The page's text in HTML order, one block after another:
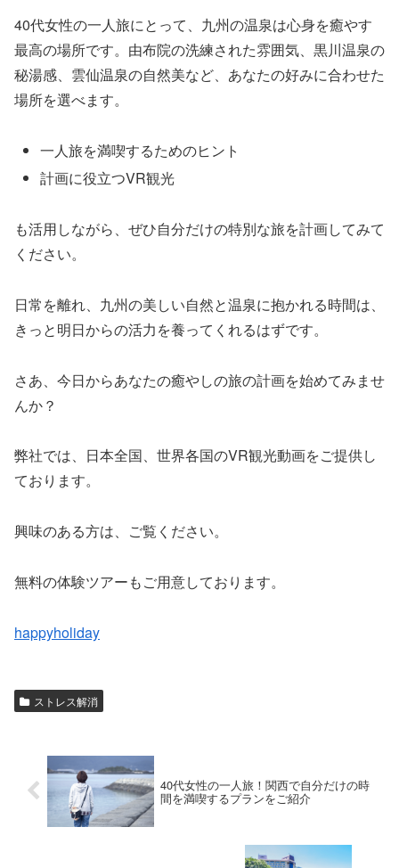
40代女性の一人旅にとって、九州の温泉は心身を癒やす
最高の場所です。由布院の洗練された雰囲気、黒川温泉の
秘湯感、雲仙温泉の自然美など、あなたの好みに合わせた
場所を選べます。
一人旅を満喫するためのヒント
計画に役立つVR観光
も活用しながら、ぜひ自分だけの特別な旅を計画してみて
ください。
日常を離れ、九州の美しい自然と温泉に抱かれる時間は、
きっと明日からの活力を養ってくれるはずです。
さあ、今日からあなたの癒やしの旅の計画を始めてみませ
んか？
弊社では、日本全国、世界各国のVR観光動画をご提供し
ております。
興味のある方は、ご覧ください。
無料の体験ツアーもご用意しております。
happyholiday
ストレス解消
40代女性の一人旅！関西で自分だけの時
間を満喫するプランをご紹介